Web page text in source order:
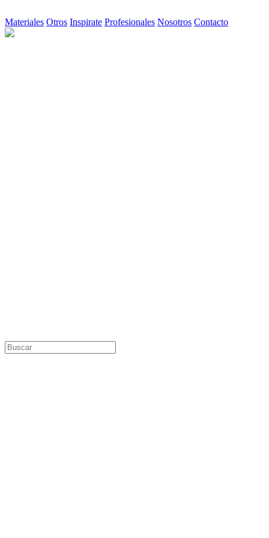
Materiales Otros Inspirate Profesionales Nosotros Contacto